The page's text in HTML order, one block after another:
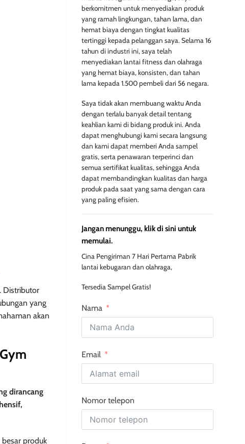
Distributor
yang
akan
dirancang
produk
berkomitmen untuk menyediakan produk
yang ramah lingkungan, tahan lama, dan
hemat biaya dengan tingkat kualitas
tertinggi kepada pelanggan saya. Selama 16
tahun di industri ini, saya telah
menyediakan lantai fitness dan olahraga
yang hemat biaya, konsisten, dan tahan
lama kepada 1.500 pembeli dari 56 negara.
Saya tidak akan membuang waktu Anda
dengan terlalu banyak detail tentang
keahlian kami di bidang produk ini. Anda
dapat menghubungi kami secara langsung
dan kami dapat memberi Anda sampel
gratis, serta penawaran terperinci dan
semua sertifikat kualitas, sehingga Anda
dapat membandingkan kualitas dan harga
produk pada saat yang sama dengan cara
yang paling efisien.
Jangan menunggu, klik di sini untuk
memulai.
Cina Pengiriman 7 Hari Pertama Pabrik
lantai kebugaran dan olahraga,
Tersedia Sampel Gratis!
Nama
Email
Nomor telepon